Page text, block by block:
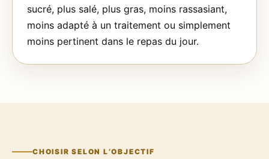
sucré, plus salé, plus gras, moins rassasiant,
moins adapté à un traitement ou simplement
moins pertinent dans le repas du jour.
CHOISIR SELON L’OBJECTIF